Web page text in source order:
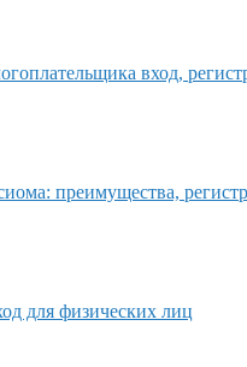
вход,
преимущества,
для физических лиц